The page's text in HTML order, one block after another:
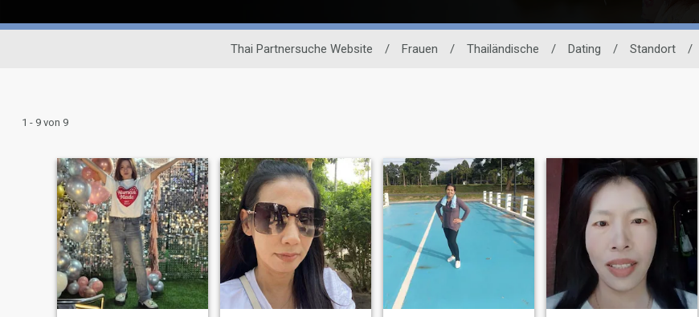
Thai Partnersuche Website / Frauen / Thailändische / Dating / Standort /
1 - 9 von 9